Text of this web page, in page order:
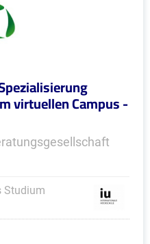
virtuellen Campus -
Studium